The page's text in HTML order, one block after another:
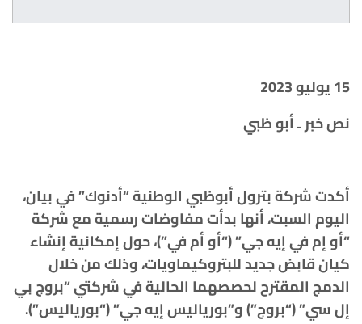
15 يوليو 2023
نص خبر ـ أبو ظبي
أكدت شركة بترول أبوظبي الوطنية “أدنوك” في بيان،
اليوم السبت، أنها بدأت مفاوضات رسمية مع شركة
“أو إم في إيه جي” (“أو أم في”)، حول إمكانية إنشاء
كيان قابض جديد للبتروكيماويات، وذلك من خلال
الدمج المقترح لحصصهما الحالية في شركتي “بروج بي
إل سي” (“بروج”) و”بورياليس إيه جي” (“بورياليس”).